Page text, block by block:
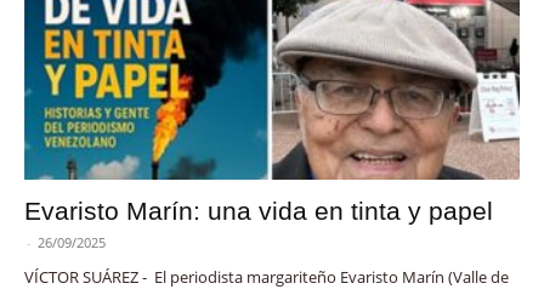
Evaristo Marín: una vida en tinta y papel
- 26/09/2025
VÍCTOR SUÁREZ - El periodista margariteño Evaristo Marín (Valle de